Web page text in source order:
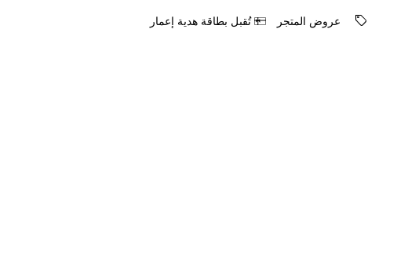
ﻋﺮﻭﺽ اﻟﻤﺘﺠﺮ ﺗُﻘﺒﻞ ﺑﻄﺎﻗﺔ ﻫﺪﻳﺔ ﺇﻋﻤﺎﺭ